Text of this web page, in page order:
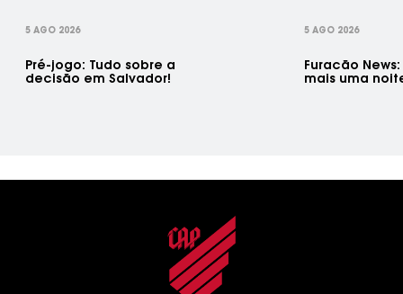
5 AGO 2026
Pré-jogo: Tudo sobre a
decisão em Salvador!
5 AGO 2026
Furacão
mais uma